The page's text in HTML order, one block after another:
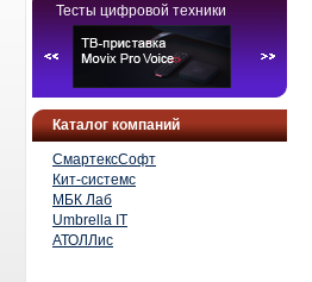
Тесты цифровой техники
Каталог компаний
СмартексСофт
Кит-системс
МБК Лаб
Umbrella IT
АТОЛЛис